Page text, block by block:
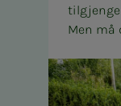
Men må